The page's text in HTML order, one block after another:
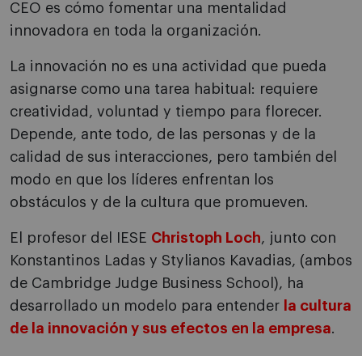
CEO es cómo fomentar una mentalidad
innovadora en toda la organización.
La innovación no es una actividad que pueda
asignarse como una tarea habitual: requiere
creatividad, voluntad y tiempo para florecer.
Depende, ante todo, de las personas y de la
calidad de sus interacciones, pero también del
modo en que los líderes enfrentan los
obstáculos y de la cultura que promueven.
El profesor del IESE Christoph Loch, junto con
Konstantinos Ladas y Stylianos Kavadias, (ambos
de Cambridge Judge Business School), ha
desarrollado un modelo para entender
la cultura
de la innovación y sus efectos en la empresa.